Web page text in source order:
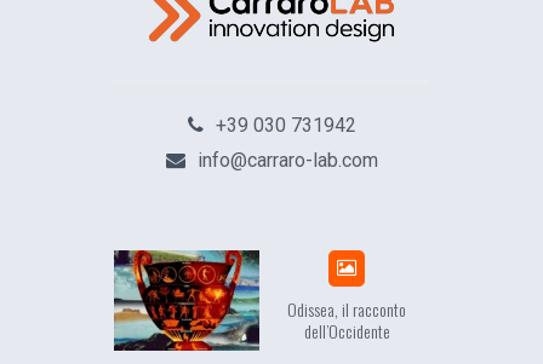
+39 030 731942
info@carraro-lab.com
Odissea, il racconto
dell’Occidente